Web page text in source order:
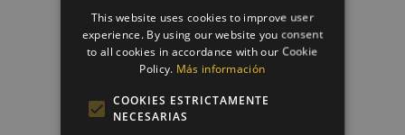
This website uses cookies to improve user
experience. By using our website you consent
to all cookies in accordance with our Cookie
Policy. Más información
COOKIES ESTRICTAMENTE
NECESARIAS